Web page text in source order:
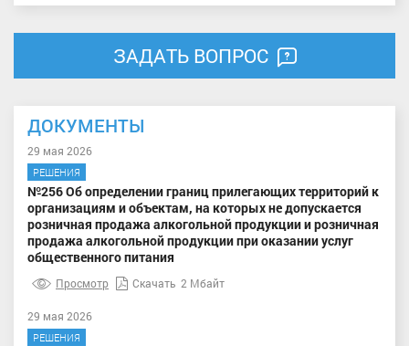
ЗАДАТЬ ВОПРОС
ДОКУМЕНТЫ
29 мая 2026
РЕШЕНИЯ
№256 Об определении границ прилегающих территорий к
организациям и объектам, на которых не допускается
розничная продажа алкогольной продукции и розничная
продажа алкогольной продукции при оказании услуг
общественного питания
Просмотр Скачать 2 Мбайт
29 мая 2026
РЕШЕНИЯ